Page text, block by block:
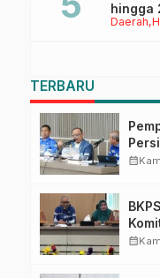
Daerah
hingga
Sulbar
TERBARU
calendar_month
calendar_month